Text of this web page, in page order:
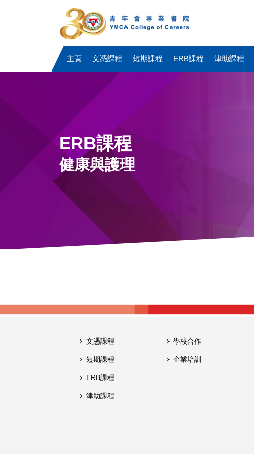
主頁 文憑課程 短期課程 ERB課程 津助課程
ERB課程
健康與護理
文憑課程
短期課程
ERB課程
津助課程
學校合作
企業培訓